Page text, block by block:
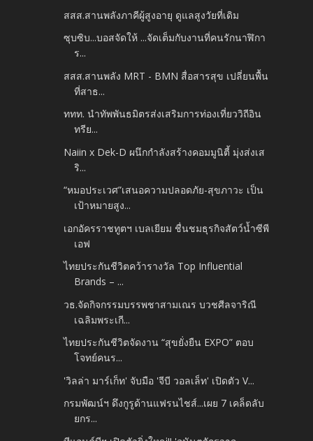
สสส.สานพลังภาคีผู้สูงอายุ ดูแลสูงวัยที่เดิม
ซุบซิบ...บอสจัดให้ ...จัดเต็มกับงานที่คนรักนาฬิกา
ร...
สสส.สานพลัง MRT - BMN สื่อสารสุข เปลี่ยนพื้น
ที่สาธ...
ททท. นำทัพพันธมิตรส่งเสริมการท่องเที่ยววิถีอิน
ทรีย...
Naiin x Dek-D ผนึกกำลังสร้างคอมมูนิตี้ มุ่งส่งเส
ริ...
“หมอประเวศ”เสนอความปลอดภัย-สุขภาวะ เป็น
เป้าหมายสูง...
เอกอัครราชทูตฯ เบลเยียม ชื่นชมธุรกิจสัตว์น้ำซีพี
เอฟ
ไทยประกันชีวิตคว้ารางวัล Top Influential
Brands – ...
วธ.จัดกิจกรรมบรรพชาสามเณร บวชศีลจาริณี
เฉลิมพระเกี...
ไทยประกันชีวิตจัดงาน “สุขยั่งยืน EXPO” ตอบ
โจทย์คนร...
'วิลล่า มาร์เก็ท'​ จับมือ 'จีบี วอลเล็ท' เปิดตัว V...
กรมพัฒน์ฯ ดึงกูรูด้านแฟรนไชส์...เผย 7 เคล็ดลับ
ยกร...